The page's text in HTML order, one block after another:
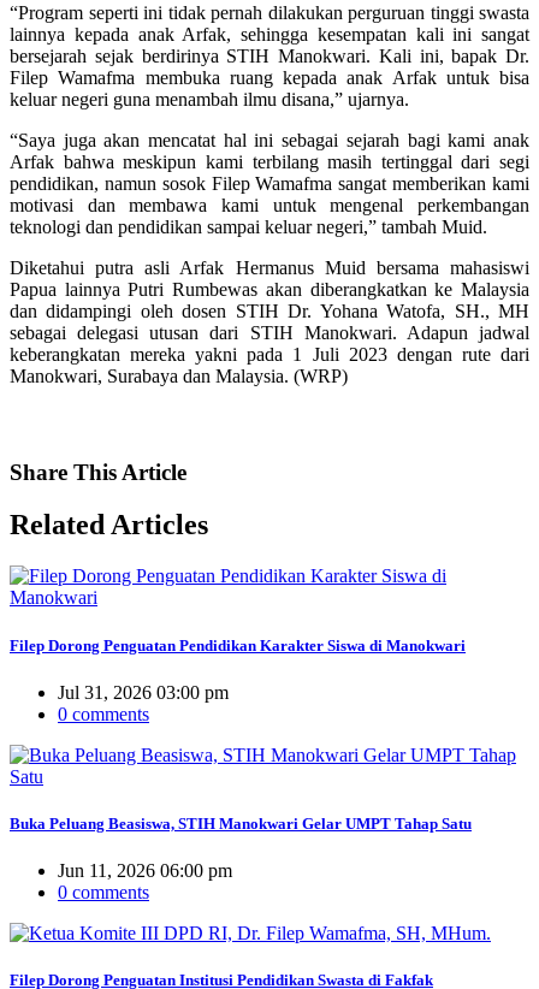
“Program seperti ini tidak pernah dilakukan perguruan tinggi swasta
lainnya kepada anak Arfak, sehingga kesempatan kali ini sangat
bersejarah sejak berdirinya STIH Manokwari. Kali ini, bapak Dr.
Filep Wamafma membuka ruang kepada anak Arfak untuk bisa
keluar negeri guna menambah ilmu disana,” ujarnya.
“Saya juga akan mencatat hal ini sebagai sejarah bagi kami anak
Arfak bahwa meskipun kami terbilang masih tertinggal dari segi
pendidikan, namun sosok Filep Wamafma sangat memberikan kami
motivasi dan membawa kami untuk mengenal perkembangan
teknologi dan pendidikan sampai keluar negeri,” tambah Muid.
Diketahui putra asli Arfak Hermanus Muid bersama mahasiswi
Papua lainnya Putri Rumbewas akan diberangkatkan ke Malaysia
dan didampingi oleh dosen STIH Dr. Yohana Watofa, SH., MH
sebagai delegasi utusan dari STIH Manokwari. Adapun jadwal
keberangkatan mereka yakni pada 1 Juli 2023 dengan rute dari
Manokwari, Surabaya dan Malaysia. (WRP)
Share This Article
RelatedArticles
Filep Dorong Penguatan Pendidikan Karakter Siswa di Manokwari
Jul 31, 2026 03:00 pm
0 comments
Buka Peluang Beasiswa, STIH Manokwari Gelar UMPT Tahap Satu
Jun 11, 2026 06:00 pm
0 comments
Filep Dorong Penguatan Institusi Pendidikan Swasta di Fakfak